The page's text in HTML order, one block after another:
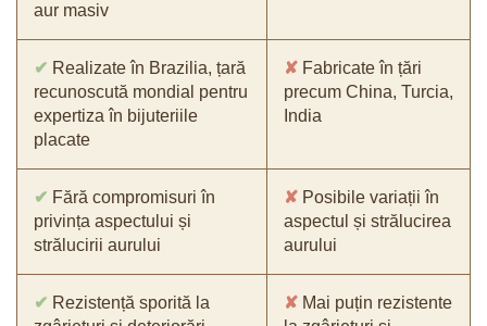
aur masiv
✔ Realizate în Brazilia, țară
recunoscută mondial pentru
expertiza în bijuteriile
placate
✘ Fabricate în țări
precum China, Turcia,
India
✔ Fără compromisuri în
privința aspectului și
strălucirii aurului
✘ Posibile variații în
aspectul și strălucirea
aurului
✔ Rezistență sporită la
✘ Mai puțin rezistente